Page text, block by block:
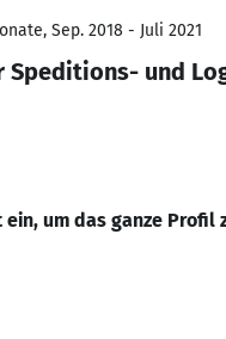
Sep. 2018 - Juli 2021
Speditions- und
ein, um das ganze Profil